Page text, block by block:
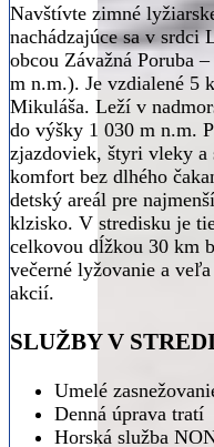
Navštívte zimné
nachádzajúce sa v srdci
obcou Závažná Poruba
m n.m.). Je vzdialené 5
Mikuláša. Leží v
do výšky 1 030 m n.m.
zjazdoviek, štyri vleky a
komfort bez dlhého
detský areál pre
klzisko. V stredisku je
celkovou dĺžkou 30 km
večerné lyžovanie a
akcií.
SLUŽBY V
Umelé
Denná úprava tratí
Horská služba